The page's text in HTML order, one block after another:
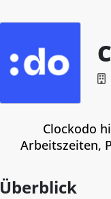
Clockodo
Arbeitszeiten,
Überblick